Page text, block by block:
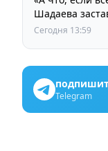
Шадаева
задуматься
Сегодня 13:59
Telegram